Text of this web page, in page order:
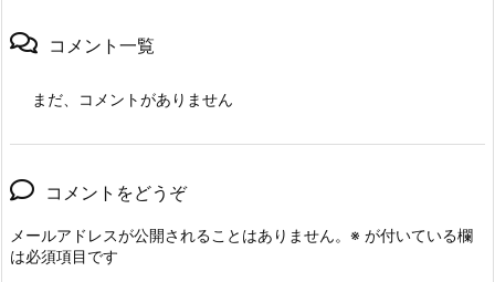
コメント一覧
まだ、コメントがありません
コメントをどうぞ
メールアドレスが公開されることはありません。 ※ が付いている欄
は必須項目です